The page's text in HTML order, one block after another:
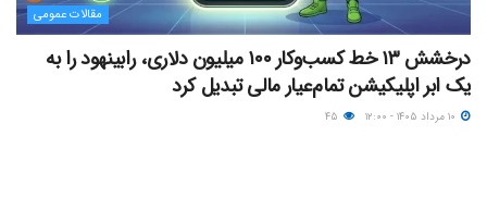
مقالات عمومی
درخشش ۱۳ خط کسب‌وکار ۱۰۰ میلیون دلاری، رابینهود را به
یک ابر اپلیکیشن تمام‌عیار مالی تبدیل کرد